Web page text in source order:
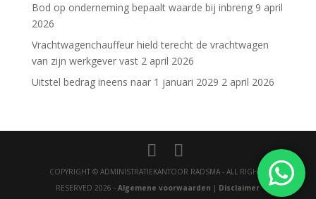
Bod op onderneming bepaalt waarde bij inbreng 9 april
2026
Vrachtwagenchauffeur hield terecht de vrachtwagen
van zijn werkgever vast 2 april 2026
Uitstel bedrag ineens naar 1 januari 2029 2 april 2026
COPYRIGHT © ADMINISTRATIEKANTOOR RADSMA - ALL RIGHTS
RESERVED 2026 -Algemene voorwaarden | Disclaimer